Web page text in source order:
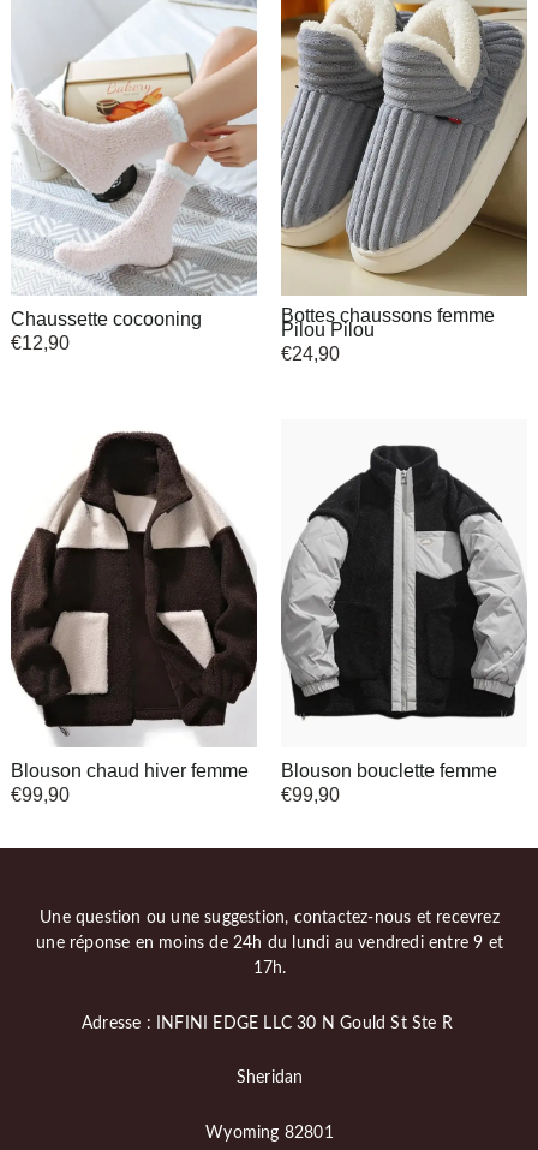
Chaussette cocooning
€12,90
Bottes chaussons femme
Pilou Pilou
€24,90
Blouson chaud hiver femme
€99,90
Blouson bouclette femme
€99,90
Une question ou une suggestion, contactez-nous et recevrez
une réponse en moins de 24h du lundi au vendredi entre 9 et
17h.
Adresse : INFINI EDGE LLC 30 N Gould St Ste R
Sheridan
Wyoming 82801